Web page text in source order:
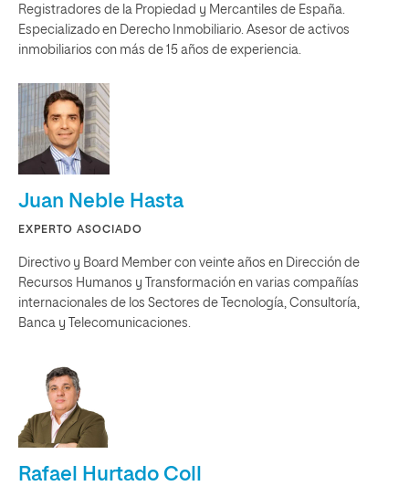
Registradores de la Propiedad y Mercantiles de España.
Especializado en Derecho Inmobiliario. Asesor de activos
inmobiliarios con más de 15 años de experiencia.
Juan Neble Hasta
EXPERTO ASOCIADO
Directivo y Board Member con veinte años en Dirección de
Recursos Humanos y Transformación en varias compañías
internacionales de los Sectores de Tecnología, Consultoría,
Banca y Telecomunicaciones.
Rafael Hurtado Coll